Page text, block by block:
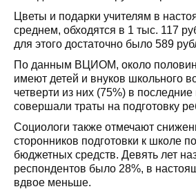
Цветы и подарки учителям в
среднем, обходятся в 1 тыс. 117
для этого достаточно было 589
По данным ВЦИОМ, около
имеют детей и внуков школьного
четверти из них (75%) в последние
совершали траты на подготовку
Социологи также отмечают
сторонников подготовки к школе
бюджетных средств. Девять лет
респондентов было 28%, в
вдвое меньше.